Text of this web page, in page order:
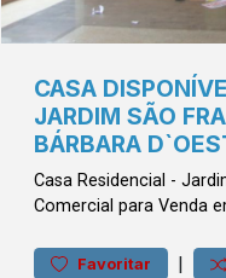
CASA
JARDIM SÃO
BÁRBARA
Casa Residencial -
Comercial para Venda
Favoritar |